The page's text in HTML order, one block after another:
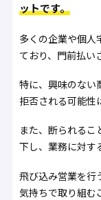
ットです。
多くの企業や個人
ており、門前払い
特に、興味のない
拒否される可能性
また、断られるこ
下し、業務に対す
飛び込み営業を行
気持ちで取り組む